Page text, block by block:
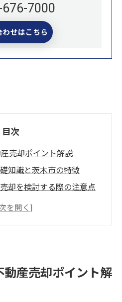
7000
わせはこちら
目次
売却ポイント解説
知識と茨木市の特徴
却を検討する際の注意点
た不動産売却のコツ
事例から学ぶ実践法
動産売却ポイント解